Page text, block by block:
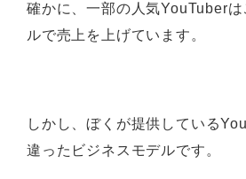
確かに、一部の人気YouTuber
ルで売上を上げています。
しかし、ぼくが提供している
違ったビジネスモデルです。